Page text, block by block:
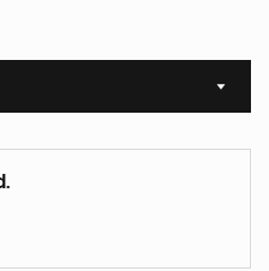
Sort